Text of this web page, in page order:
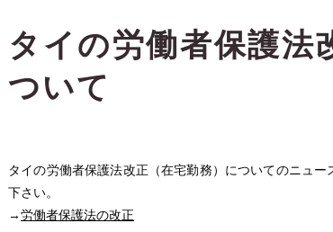
タイの労働者保護法
ついて
タイの労働者保護法改正（在宅勤務）についてのニュ
下さい。
→労働者保護法の改正